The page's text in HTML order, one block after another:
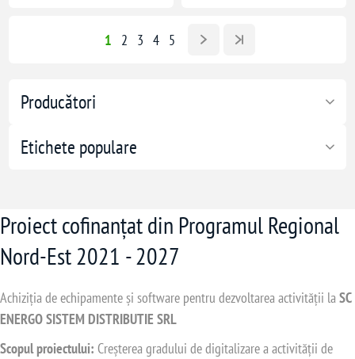
Producători
Etichete populare
1 2 3 4 5
Proiect cofinanțat din Programul Regional
Nord-Est 2021 - 2027
Achiziția de echipamente și software pentru dezvoltarea activității laSC
ENERGO SISTEM DISTRIBUTIE SRL
Scopul proiectului: Creșterea gradului de digitalizare a activității de